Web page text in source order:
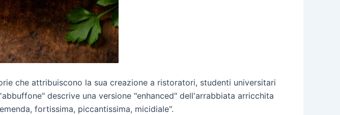
che attribuiscono la sua creazione a ristoratori, studenti universitari
descrive una versione "enhanced" dell'arrabbiata arricchita
fortissima, piccantissima, micidiale".